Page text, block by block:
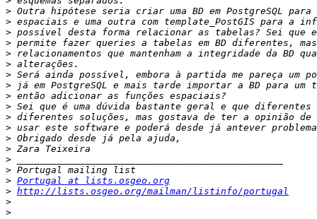
>
>
>
>
>
>
>
>
>
>
>
>
>
>
>
>
> Portugal at lists.osgeo.org
> http://lists.osgeo.org/mailman/listinfo/portugal
>
>